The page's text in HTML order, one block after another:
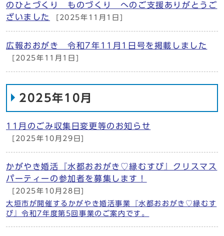
のひとづくり ものづくり へのご支援ありがとうご
ざいました
[2025年11月1日]
広報おおがき 令和7年11月1日号を掲載しました
[2025年11月1日]
2025年10月
11月のごみ収集日変更等のお知らせ
[2025年10月29日]
かがやき婚活『水都おおがき♡縁むすび』クリスマス
パーティーの参加者を募集します！
[2025年10月28日]
大垣市が開催するかがやき婚活事業『水都おおがき♡縁むす
び』令和7年度第5回事業のご案内です。